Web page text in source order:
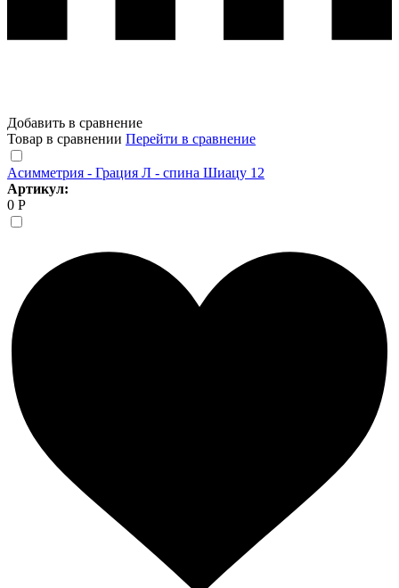
Добавить в сравнение
Товар в сравнении Перейти в сравнение
Асимметрия - Грация Л - спина Шиацу 12
Артикул:
0 Р